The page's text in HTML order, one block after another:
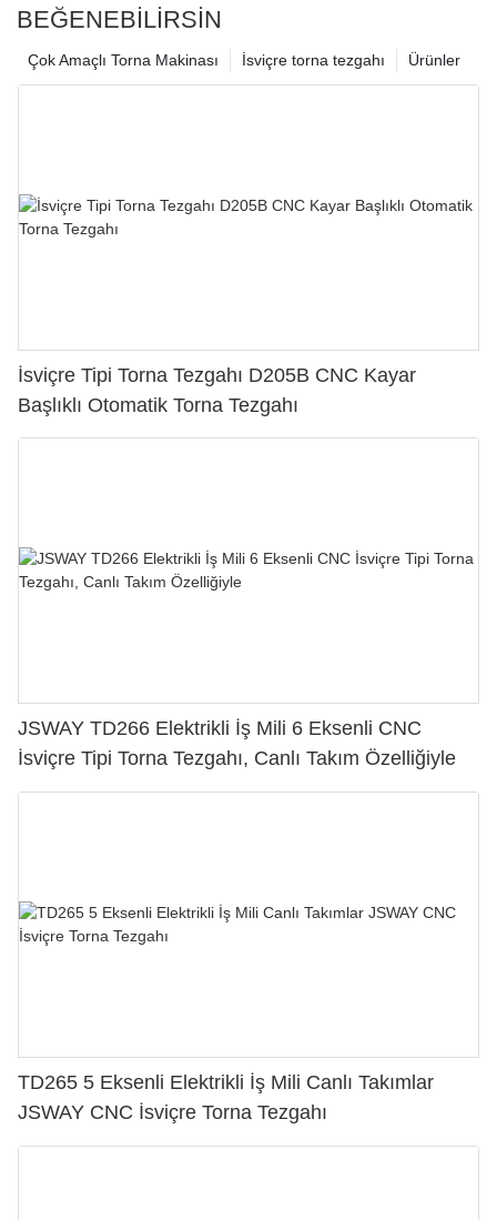
BEĞENEBILIRSIN
Ürünler
İsviçre torna tezgahı
Çok Amaçlı Torna Makinası
İsviçre Tipi Torna Tezgahı D205B CNC Kayar
Başlıklı Otomatik Torna Tezgahı
JSWAY TD266 Elektrikli İş Mili 6 Eksenli CNC
İsviçre Tipi Torna Tezgahı, Canlı Takım Özelliğiyle
TD265 5 Eksenli Elektrikli İş Mili Canlı Takımlar
JSWAY CNC İsviçre Torna Tezgahı